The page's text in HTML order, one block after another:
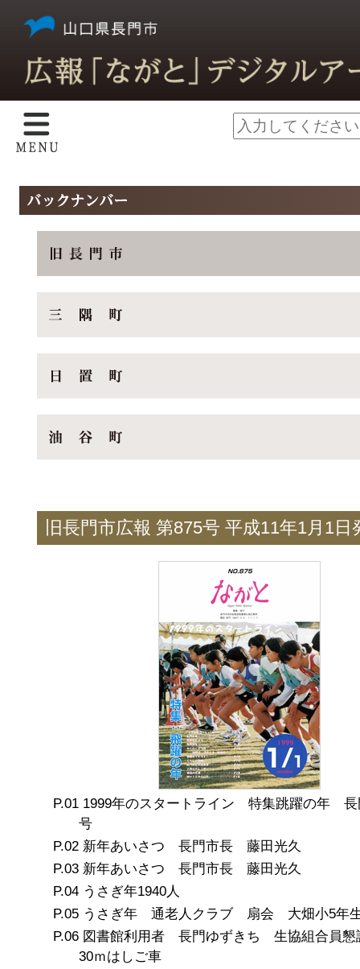
旧長門市広報 第875号 平成11年1月1日
1999年のスタートライン 特集跳躍の年 長
号
新年あいさつ 長門市長 藤田光久
新年あいさつ 長門市長 藤田光久
うさぎ年1940人
うさぎ年 通老人クラブ 扇会 大畑小5年
図書館利用者 長門ゆずきち 生協組合員
30ｍはしご車